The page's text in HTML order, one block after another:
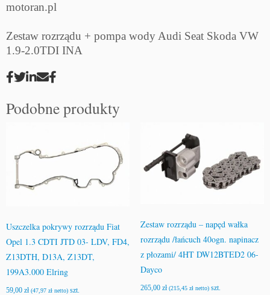
motoran.pl
Zestaw rozrządu + pompa wody Audi Seat Skoda VW
1.9-2.0TDI INA
Podobne produkty
Uszczelka pokrywy rozrządu Fiat
Opel 1.3 CDTI JTD 03- LDV, FD4,
Z13DTH, D13A, Z13DT,
199A3.000 Elring
59,00 zł (47,97 zł netto) szt.
Zestaw rozrządu – napęd wałka
rozrządu /łańcuch 40ogn. napinacz
z płozami/ 4HT DW12BTED2 06-
Dayco
265,00 zł (215,45 złnetto)szt.